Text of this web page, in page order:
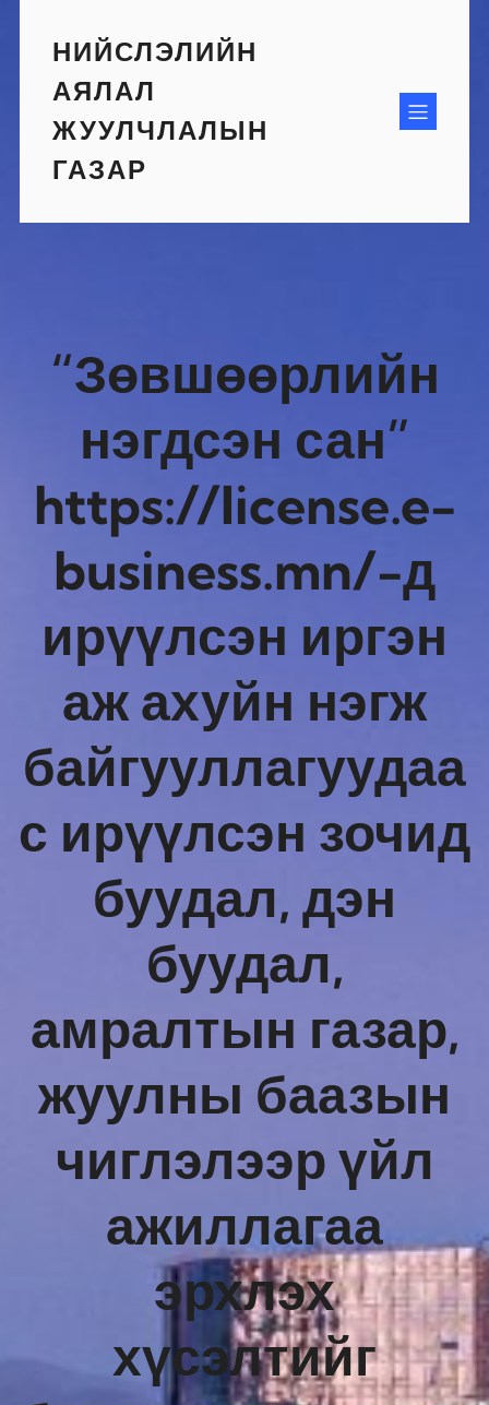
contentНИЙСЛЭЛИЙН
АЯЛАЛ
ЖУУЛЧЛАЛЫН
ГАЗАР
“Зөвшөөрлийн
нэгдсэн сан”
https://license.e-
business.mn/-д
ирүүлсэн иргэн
аж ахуйн нэгж
байгууллагуудаа
с ирүүлсэн зочид
буудал, дэн
буудал,
амралтын газар,
жуулны баазын
чиглэлээр үйл
ажиллагаа
эрхлэх
хүсэлтийг